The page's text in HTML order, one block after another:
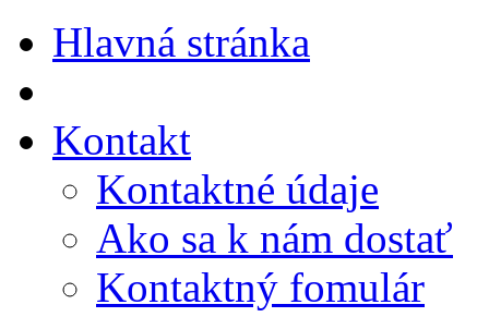
Hlavná stránka
Kontakt
Kontaktné údaje
Ako sa k nám dostať
Kontaktný fomulár